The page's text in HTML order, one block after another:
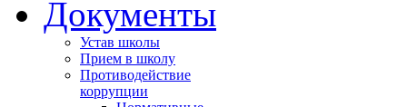
Документы
Устав школы
Прием в школу
Противодействие
коррупции